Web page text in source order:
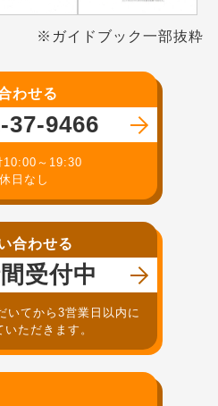
※ガイドブック一部抜粋
わせる
37-9466
10:00～19:30
日なし
合わせる
受付中
いてから3営業日以内に
ただきます。